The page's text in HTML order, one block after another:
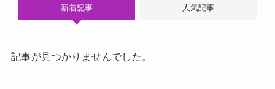
新着記事 人気記事
記事が見つかりませんでした。